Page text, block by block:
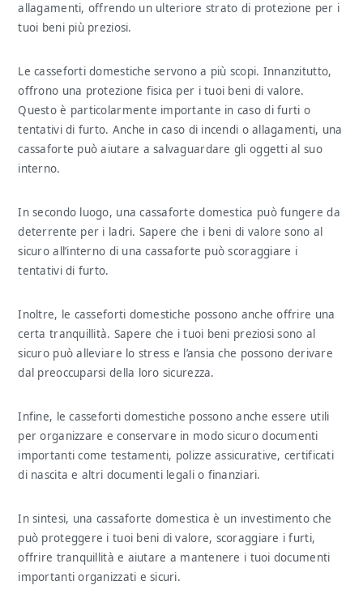
allagamenti, offrendo un ulteriore strato di protezione per i
tuoi beni più preziosi.
Le casseforti domestiche servono a più scopi. Innanzitutto,
offrono una protezione fisica per i tuoi beni di valore.
Questo è particolarmente importante in caso di furti o
tentativi di furto. Anche in caso di incendi o allagamenti, una
cassaforte può aiutare a salvaguardare gli oggetti al suo
interno.
In secondo luogo, una cassaforte domestica può fungere da
deterrente per i ladri. Sapere che i beni di valore sono al
sicuro all’interno di una cassaforte può scoraggiare i
tentativi di furto.
Inoltre, le casseforti domestiche possono anche offrire una
certa tranquillità. Sapere che i tuoi beni preziosi sono al
sicuro può alleviare lo stress e l’ansia che possono derivare
dal preoccuparsi della loro sicurezza.
Infine, le casseforti domestiche possono anche essere utili
per organizzare e conservare in modo sicuro documenti
importanti come testamenti, polizze assicurative, certificati
di nascita e altri documenti legali o finanziari.
In sintesi, una cassaforte domestica è un investimento che
può proteggere i tuoi beni di valore, scoraggiare i furti,
offrire tranquillità e aiutare a mantenere i tuoi documenti
importanti organizzati e sicuri.